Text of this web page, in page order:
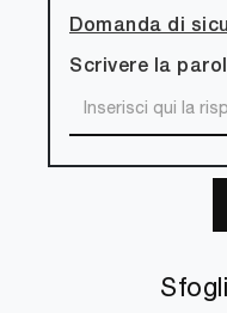
Domanda di
Scrivere la